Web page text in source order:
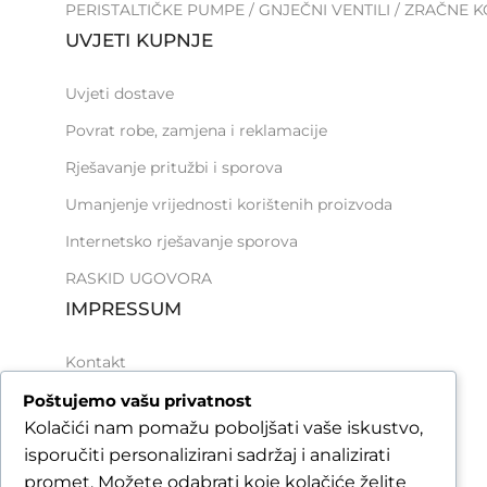
PERISTALTIČKE PUMPE / GNJEČNI VENTILI / ZRAČNE
UVJETI KUPNJE
Uvjeti dostave
Povrat robe, zamjena i reklamacije
Rješavanje pritužbi i sporova
Umanjenje vrijednosti korištenih proizvoda
Internetsko rješavanje sporova
RASKID UGOVORA
IMPRESSUM
Kontakt
Opći uvjeti korištenja
Pravila zaštite podataka i privatnosti
Načini plaćanja
Poštujemo vašu privatnost
Kolačići nam pomažu poboljšati vaše iskustvo,
isporučiti personalizirani sadržaj i analizirati
promet. Možete odabrati koje kolačiće želite